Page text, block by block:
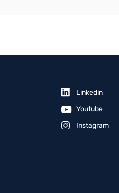
Linkedin
Youtube
Instagram